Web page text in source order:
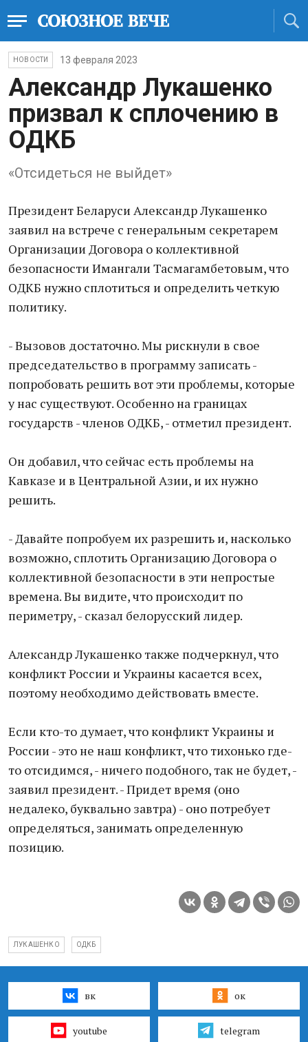
НОВОСТИ 13 февраля 2023
Александр Лукашенко
призвал к сплочению в
ОДКБ
«Отсидеться не выйдет»
Президент Беларуси Александр Лукашенко
заявил на встрече с генеральным секретарем
Организации Договора о коллективной
безопасности Имангали Тасмагамбетовым, что
ОДКБ нужно сплотиться и определить четкую
политику.
- Вызовов достаточно. Мы рискнули в свое
председательство в программу записать -
попробовать решить вот эти проблемы, которые
у нас существуют. Особенно на границах
государств - членов ОДКБ, - отметил президент.
Он добавил, что сейчас есть проблемы на
Кавказе и в Центральной Азии, и их нужно
решить.
- Давайте попробуем их разрешить и, насколько
возможно, сплотить Организацию Договора о
коллективной безопасности в эти непростые
времена. Вы видите, что происходит по
периметру, - сказал белорусский лидер.
Александр Лукашенко также подчеркнул, что
конфликт России и Украины касается всех,
поэтому необходимо действовать вместе.
Если кто-то думает, что конфликт Украины и
России - это не наш конфликт, что тихонько где-
то отсидимся, - ничего подобного, так не будет, -
заявил президент. - Придет время (оно
недалеко, буквально завтра) - оно потребует
определяться, занимать определенную
позицию.
ЛУКАШЕНКО ОДКБ
вк ок
youtube telegram